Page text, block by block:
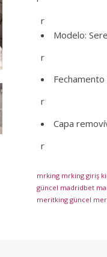
r
Modelo:
r
r
Capa
r
mrking mrking giriş
güncel madridbet
meritking güncel